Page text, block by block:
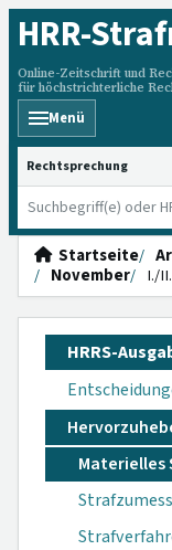
HRR-
Online-Zeitschrift und
für höchstrichterliche
Menü
HRRS durchsuchen
Startseite
November
I./
HRRS-